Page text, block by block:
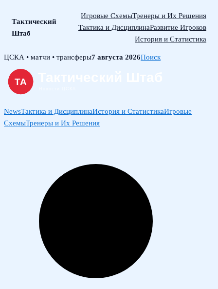
Тактический
Штаб
Игровые СхемыТренеры и Их Решения
Тактика и ДисциплинаРазвитие Игроков
История и Статистика
Skip
content
ЦСКА • матчи • трансферы7 августа 2026Поиск
NewsТактика и ДисциплинаИстория и СтатистикаИгровые
СхемыТренеры и Их Решения